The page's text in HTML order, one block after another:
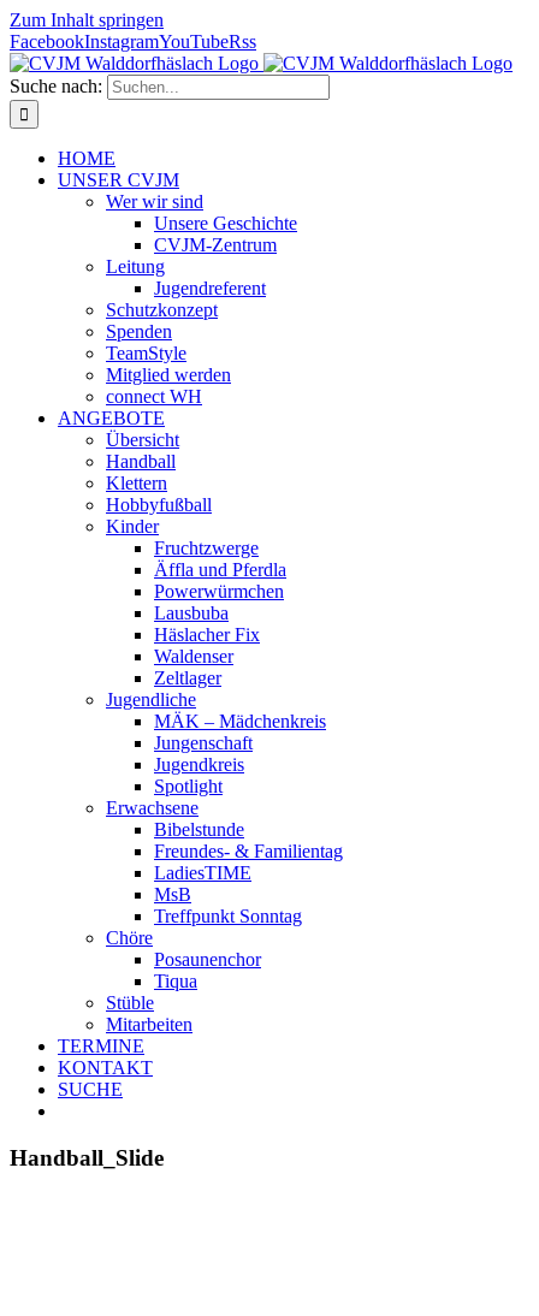
Zum Inhalt springen
FacebookInstagramYouTubeRss
Suche nach:
HOME
UNSER CVJM
Wer wir sind
Unsere Geschichte
CVJM-Zentrum
Leitung
Jugendreferent
Schutzkonzept
Spenden
TeamStyle
Mitglied werden
connect WH
ANGEBOTE
Übersicht
Handball
Klettern
Hobbyfußball
Kinder
Fruchtzwerge
Äffla und Pferdla
Powerwürmchen
Lausbuba
Häslacher Fix
Waldenser
Zeltlager
Jugendliche
MÄK – Mädchenkreis
Jungenschaft
Jugendkreis
Spotlight
Erwachsene
Bibelstunde
Freundes- & Familientag
LadiesTIME
MsB
Treffpunkt Sonntag
Chöre
Posaunenchor
Tiqua
Stüble
Mitarbeiten
TERMINE
KONTAKT
SUCHE
Handball_Slide